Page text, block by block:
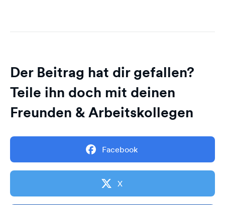
Der Beitrag hat dir gefallen?
Teile ihn doch mit deinen
Freunden & Arbeitskollegen
Facebook
X